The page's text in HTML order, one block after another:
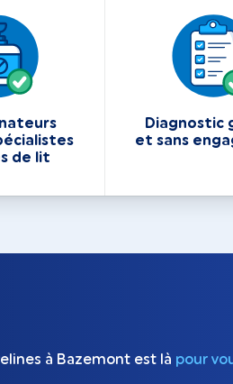
de lit
Diagnostic
et sans
à Bazemont est là pour